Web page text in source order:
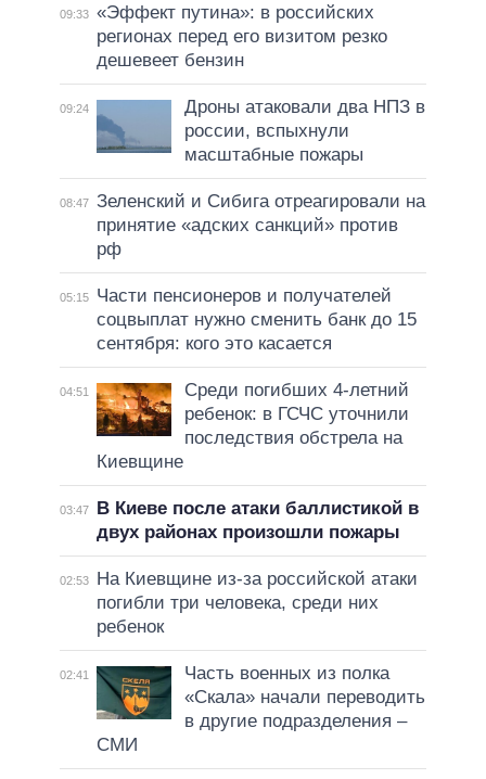
09:33 «Эффект путина»: в российских
регионах перед его визитом резко
дешевеет бензин
09:24
Дроны атаковали два НПЗ в
россии, вспыхнули
масштабные пожары
08:47 Зеленский и Сибига отреагировали на
принятие «адских санкций» против
рф
05:15
Части пенсионеров и получателей
соцвыплат нужно сменить банк до 15
сентября: кого это касается
04:51
Среди погибших 4-летний
ребенок: в ГСЧС уточнили
последствия обстрела на
Киевщине
03:47
В Киеве после атаки баллистикой в
двух районах произошли пожары
02:53
На Киевщине из-за российской атаки
погибли три человека, среди них
ребенок
02:41
Часть военных из полка
«Скала» начали переводить
в другие подразделения –
СМИ